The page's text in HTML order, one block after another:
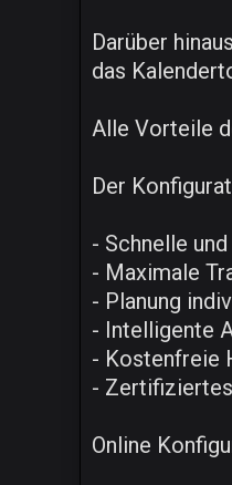
Darüber
das
Alle Vorteile
Der
- Schnelle
- Maximale
- Planung
- Intelligente
- Kostenfreie
-
Online